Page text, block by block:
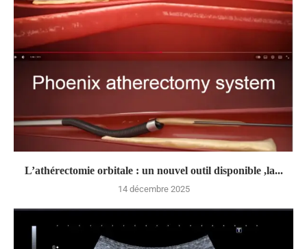
L’athérectomie orbitale : un nouvel outil disponible ,la...
14 décembre 2025